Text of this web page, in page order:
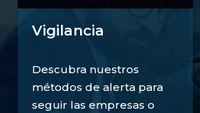
Vigilancia
Descubra nuestros
métodos de alerta para
seguir las empresas o